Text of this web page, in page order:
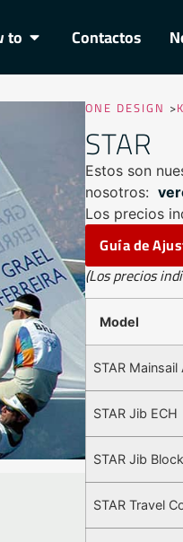
to Contactos
ONE DESIGN >
STAR
Estos son
nosotros:
Los precios
Guía de
(Los precios
Model
STAR Mainsail
STAR Jib ECH
STAR Jib
STAR Travel